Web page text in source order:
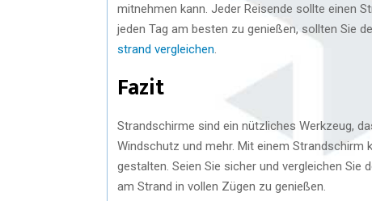
mitnehmen kann. Jeder Reisende sollte einen
jeden Tag am besten zu genießen, sollten Sie
strand vergleichen
Fazit
Strandschirme sind ein nützliches Werkzeug,
Windschutz und mehr. Mit einem Strandschirm
gestalten. Seien Sie sicher und vergleichen Sie
am Strand in vollen Zügen zu genießen.